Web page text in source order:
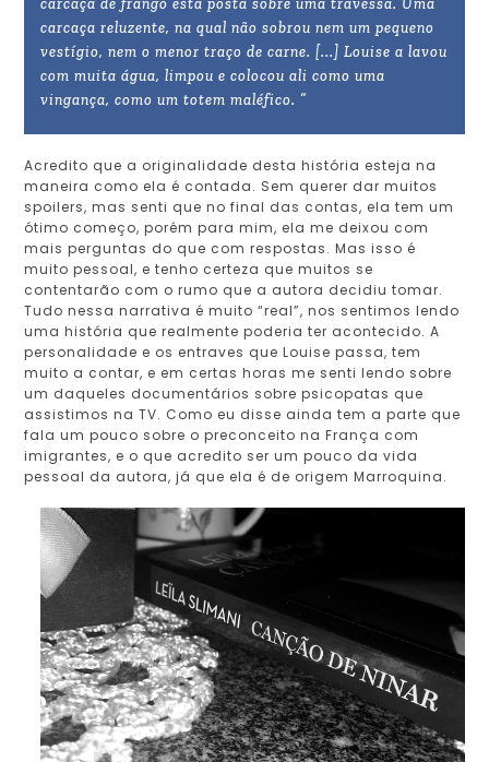
carcaça reluzente, na qual não sobrou nem um pequeno
vestígio, nem o menor traço de carne. [...] Louise a lavou
com muita água, limpou e colocou ali como uma
vingança, como um totem maléfico. ”
Acredito que a originalidade desta história esteja na
maneira como ela é contada. Sem querer dar muitos
spoilers, mas senti que no final das contas, ela tem um
ótimo começo, porém para mim, ela me deixou com
mais perguntas do que com respostas. Mas isso é
muito pessoal, e tenho certeza que muitos se
contentarão com o rumo que a autora decidiu tomar.
Tudo nessa narrativa é muito “real”, nos sentimos lendo
uma história que realmente poderia ter acontecido. A
personalidade e os entraves que Louise passa, tem
muito a contar, e em certas horas me senti lendo sobre
um daqueles documentários sobre psicopatas que
assistimos na TV. Como eu disse ainda tem a parte que
fala um pouco sobre o preconceito na França com
imigrantes, e o que acredito ser um pouco da vida
pessoal da autora, já que ela é de origem Marroquina.